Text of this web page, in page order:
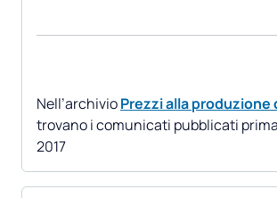
Nell’archivioPrezzi alla produzione
trovano i comunicati pubblicati prima
2017